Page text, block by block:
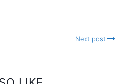
Next post